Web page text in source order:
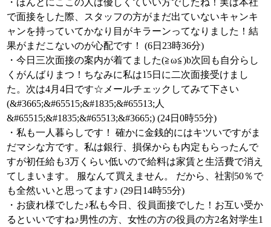
・ほんとにここの人は優しくていい方でしたね！実は本社
で面接をした際、スタッフの方がまだ出ていないキャンキ
ャンを持っていてかなり目がキラーンってなりました！結
果がまだこないのが心配です！ (6日23時36分)
・今日三次面接の案内が着てました(≧ω≦)b次回も自分らし
くがんばりまつ！ちなみに私は15日に二次面接受けまし
た。次は4月4日です☆メールチェックしてみて下さい
(&#3665;&#65515;&#1835;&#65513;人
&#65515;&#1835;&#65513;&#3665;) (24日0時55分)
・私も一人暮らしです！ 確かに金銭的にはキツいですがま
だマシな方です。私は銀行、損保からも内定もらったんで
すが初任給も3万くらい低いので給料は家賃と生活費で消え
てしまいます。 服なんて買えません。 だから、社割50％で
も全然いいと思ってます♪ (29日14時55分)
・お疲れ様でした♪私も今日、役員面接でした！お互い受か
るといいですね♪男性の方、女性の方の役員の方2名対学生1